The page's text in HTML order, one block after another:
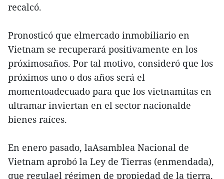
recalcó.
Pronosticó que elmercado inmobiliario en
Vietnam se recuperará positivamente en los
próximosaños. Por tal motivo, consideró que los
próximos uno o dos años será el
momentoadecuado para que los vietnamitas en
ultramar inviertan en el sector nacionalde
bienes raíces.
En enero pasado, laAsamblea Nacional de
Vietnam aprobó la Ley de Tierras (enmendada),
que regulael régimen de propiedad de la tierra,